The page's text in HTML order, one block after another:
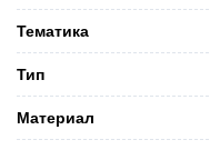
Тематика
Тип
Материал